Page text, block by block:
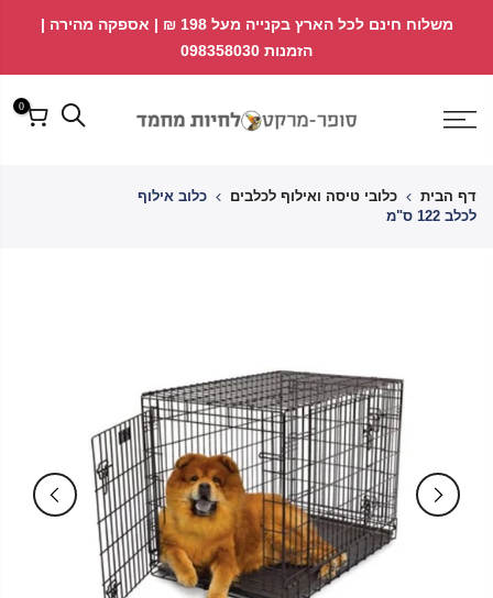
פתח ווידג'ט נגישות
משלוח חינם לכל הארץ בקנייה מעל 198 ₪ | אספקה מהירה |
הזמנות 098358030
0
דף הבית כלובי טיסה ואילוף לכלבים
כלוב אילוף
לכלב 122 ס"מ